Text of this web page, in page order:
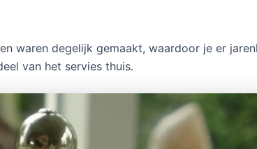
waren degelijk gemaakt, waardoor je er
van het servies thuis.